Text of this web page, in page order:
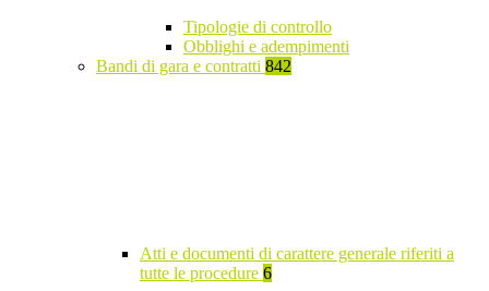
Tipologie di controllo
Obblighi e adempimenti
Bandi di gara e contratti 842
Atti e documenti di carattere generale riferiti a
tutte le procedure 6